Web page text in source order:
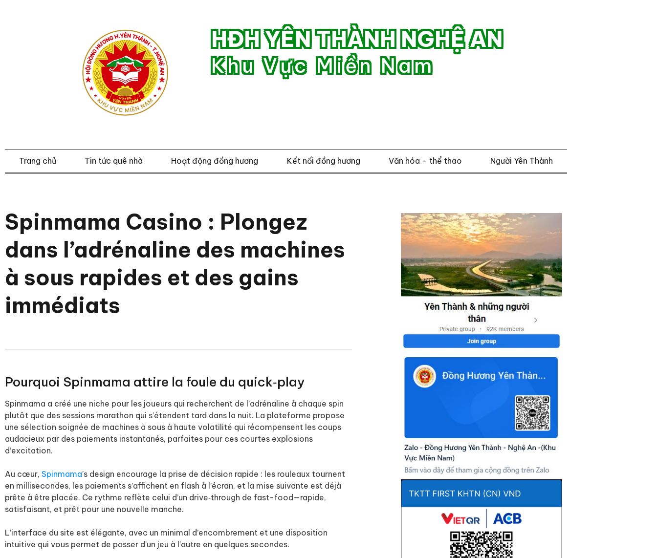
HĐH YÊN THÀNH NGHỆ AN
Khu Vực Miền Nam
Trang chủ Tin tức quê nhà Hoạt động đồng hương Kết nối đồng hương Văn hóa – thể thao Người Yên Thành
Spinmama Casino : Plongez
dans l’adrénaline des machines
à sous rapides et des gains
immédiats
Pourquoi Spinmama attire la foule du quick‑play
Spinmama a créé une niche pour les joueurs qui recherchent de l’adrénaline à chaque spin
plutôt que des sessions marathon qui s’étendent tard dans la nuit. La plateforme propose
une sélection soignée de machines à sous à haute volatilité qui récompensent les coups
audacieux par des paiements instantanés, parfaites pour ces courtes explosions
d’excitation.
Au cœur, Spinmama’s design encourage la prise de décision rapide : les rouleaux tournent
en millisecondes, les paiements s’affichent en flash à l’écran, et la mise suivante est déjà
prête à être placée. Ce rythme reflète celui d’un drive‑through de fast-food—rapide,
satisfaisant, et prêt pour une nouvelle manche.
L’interface du site est élégante, avec un minimal d’encombrement et une disposition
intuitive qui vous permet de passer d’un jeu à l’autre en quelques secondes.